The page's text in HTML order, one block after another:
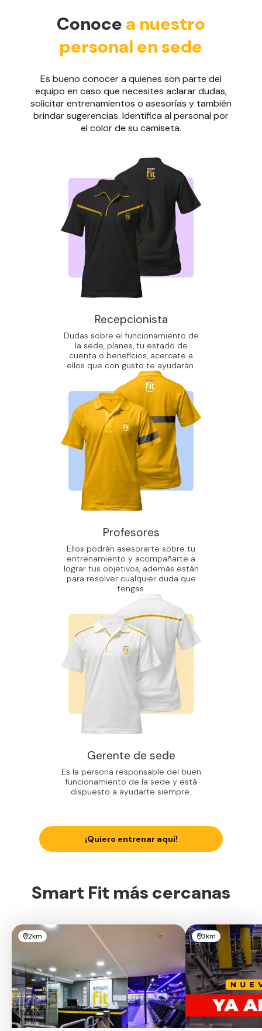
Conoce a nuestro
personal en sede
Es bueno conocer a quienes son parte del
equipo en caso que necesites aclarar dudas,
solicitar entrenamientos o asesorías y también
brindar sugerencias. Identifica al personal por
el color de su camiseta.
Recepcionista
Dudas sobre el funcionamiento de
la sede, planes, tu estado de
cuenta o beneficios, acercate a
ellos que con gusto te ayudarán.
Profesores
Ellos podrán asesorarte sobre tu
entrenamiento y acompañarte a
lograr tus objetivos, además están
para resolver cualquier duda que
tengas.
Gerente de sede
Es la persona responsable del buen
funcionamiento de la sede y está
dispuesto a ayudarte siempre.
¡Quiero entrenar aquí!
Smart Fit más cercanas
2km 3km